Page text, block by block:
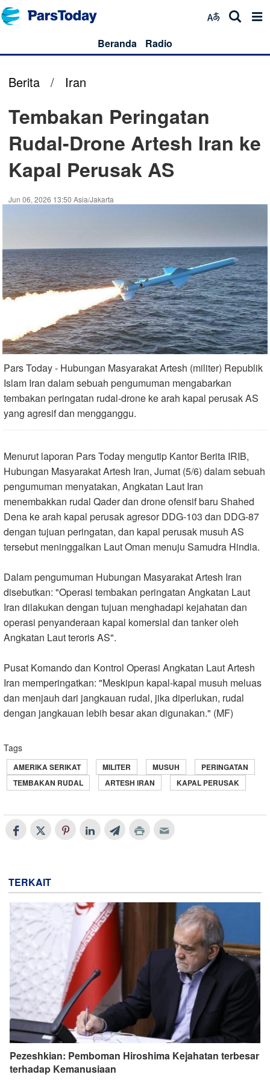
Beranda Radio
Berita / Iran
Tembakan Peringatan
Rudal-Drone Artesh Iran ke
Kapal Perusak AS
Jun 06, 2026 13:50 Asia/Jakarta
Pars Today - Hubungan Masyarakat Artesh (militer) Republik
Islam Iran dalam sebuah pengumuman mengabarkan
tembakan peringatan rudal-drone ke arah kapal perusak AS
yang agresif dan mengganggu.
Menurut laporan Pars Today mengutip Kantor Berita IRIB,
Hubungan Masyarakat Artesh Iran, Jumat (5/6) dalam sebuah
pengumuman menyatakan, Angkatan Laut Iran
menembakkan rudal Qader dan drone ofensif baru Shahed
Dena ke arah kapal perusak agresor DDG-103 dan DDG-87
dengan tujuan peringatan, dan kapal perusak musuh AS
tersebut meninggalkan Laut Oman menuju Samudra Hindia.
Dalam pengumuman Hubungan Masyarakat Artesh Iran
disebutkan: "Operasi tembakan peringatan Angkatan Laut
Iran dilakukan dengan tujuan menghadapi kejahatan dan
operasi penyanderaan kapal komersial dan tanker oleh
Angkatan Laut teroris AS."
Pusat Komando dan Kontrol Operasi Angkatan Laut Artesh
Iran memperingatkan: "Meskipun kapal-kapal musuh meluas
dan menjauh dari jangkauan rudal, jika diperlukan, rudal
dengan jangkauan lebih besar akan digunakan." (MF)
Tags
AMERIKA SERIKAT MILITER MUSUH
PERINGATAN
TEMBAKAN RUDAL
ARTESH IRAN KAPAL PERUSAK
TERKAIT
Pezeshkian: Pemboman Hiroshima Kejahatan terbesar
terhadap Kemanusiaan